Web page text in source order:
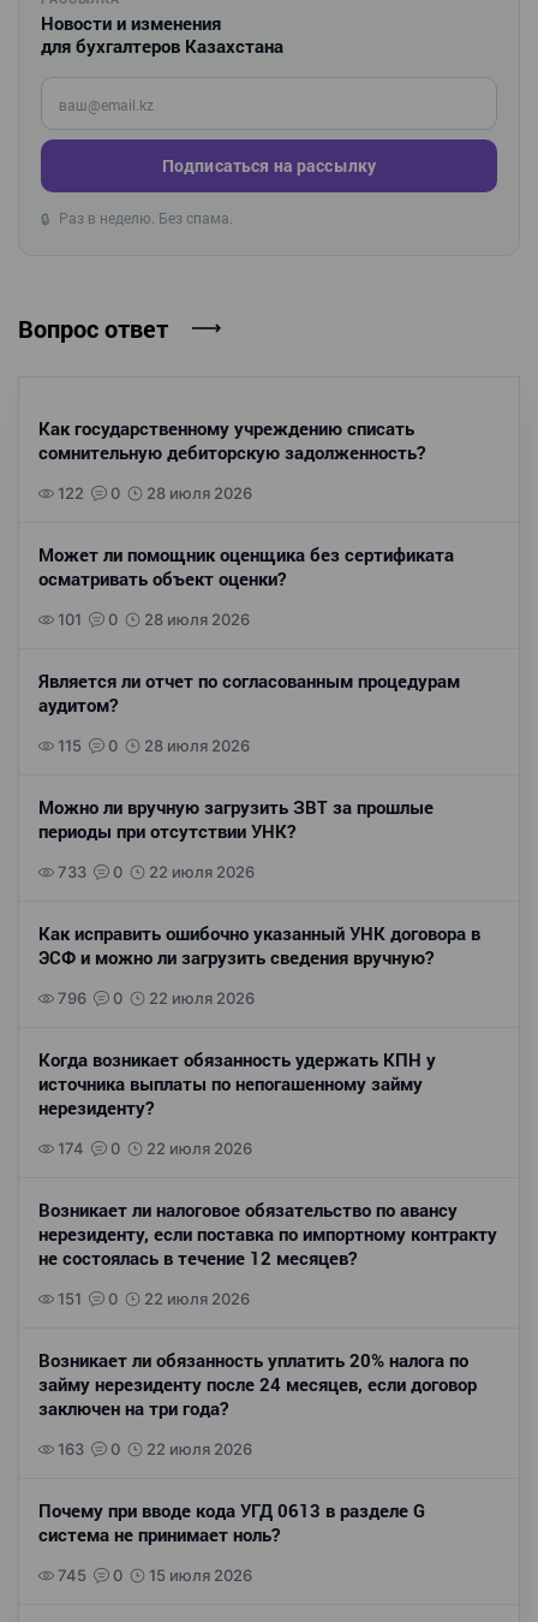
Новости и изменения
для бухгалтеров Казахстана
Введите ваш e-mail
Подписаться на рассылку
🔒 Раз в неделю. Без спама.
Вопрос ответ
Как государственному учреждению списать
сомнительную дебиторскую задолженность?
122 0 28 июля 2026
Может ли помощник оценщика без сертификата
осматривать объект оценки?
101 0 28 июля 2026
Является ли отчет по согласованным процедурам
аудитом?
115 0 28 июля 2026
Можно ли вручную загрузить ЗВТ за прошлые
периоды при отсутствии УНК?
733 0 22 июля 2026
Как исправить ошибочно указанный УНК договора в
ЭСФ и можно ли загрузить сведения вручную?
796 0 22 июля 2026
Когда возникает обязанность удержать КПН у
источника выплаты по непогашенному займу
нерезиденту?
174 0 22 июля 2026
Возникает ли налоговое обязательство по авансу
нерезиденту, если поставка по импортному контракту
не состоялась в течение 12 месяцев?
151 0 22 июля 2026
Возникает ли обязанность уплатить 20% налога по
займу нерезиденту после 24 месяцев, если договор
заключен на три года?
163 0 22 июля 2026
Почему при вводе кода УГД 0613 в разделе G
система не принимает ноль?
745 0 15 июля 2026